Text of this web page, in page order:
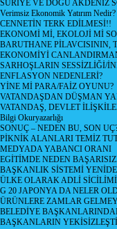
SURİYE VE DOGU AKDENİZ
Verimsiz Ekonomik Yatırım Nedir?
CENNETİN TERK EDİLMESİ!!
EKONOMİ Mİ, EKOLOJİ Mİ
BARUTHANE PİLAVCISININ,
EKONOMİYİ
SARHOŞLARIN SESSİZLİĞİ/
ENFLASYON NEDENLERİ?
YİNE Mİ PARA/FAİZ OYUNU?
VATANDAŞDAN DÜŞMAN
VATANDAŞ, DEVLET
Bilgi Okuryazarlığı
SONUÇ – NEDEN BU, SON
PİKNİK ALANLARI TEMİZ
MEDYADA YABANCI ORANI
EGİTİMDE NEDEN
BAŞKANLIK SİSTEMİ
ÜLKE OLARAK ADLİ
G 20 JAPONYA DA NELER
ÜRÜNLERE ZAMLAR
BELEDİYE
BAŞKANLARIN